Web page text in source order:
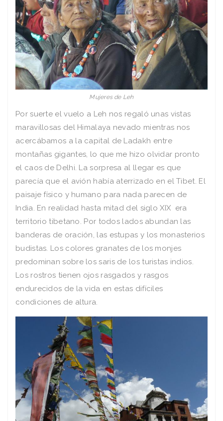
Mujeres de Leh
Por suerte el vuelo a Leh nos regaló unas vistas
maravillosas del Himalaya nevado mientras nos
acercábamos a la capital de Ladakh entre
montañas gigantes, lo que me hizo olvidar pronto
el caos de Delhi. La sorpresa al llegar es que
parecía que el avión había aterrizado en el Tibet. El
paisaje físico y humano para nada parecen de
India. En realidad hasta mitad del siglo XIX era
territorio tibetano. Por todos lados abundan las
banderas de oración, las estupas y los monasterios
budistas. Los colores granates de los monjes
predominan sobre los saris de los turistas indios.
Los rostros tienen ojos rasgados y rasgos
endurecidos de la vida en estas difíciles
condiciones de altura.